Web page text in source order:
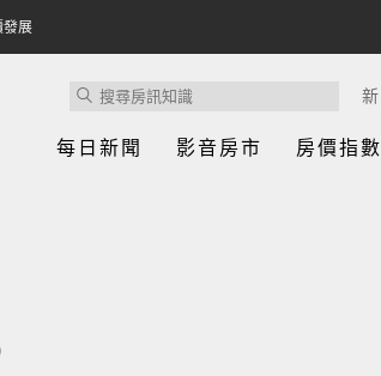
展
每日新聞 影音房市 房價指